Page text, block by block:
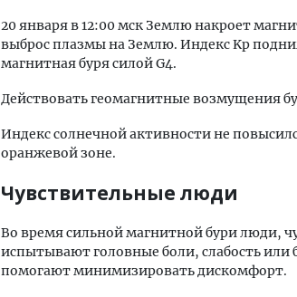
20 января в 12:00 мск Землю накроет
выброс плазмы на Землю. Индекс Kp
магнитная буря силой G4.
Действовать геомагнитные возмущения
Индекс солнечной активности не
оранжевой зоне.
Чувствительные люди
Во время сильной магнитной бури люди,
испытывают головные боли, слабость или
помогают минимизировать дискомфорт.